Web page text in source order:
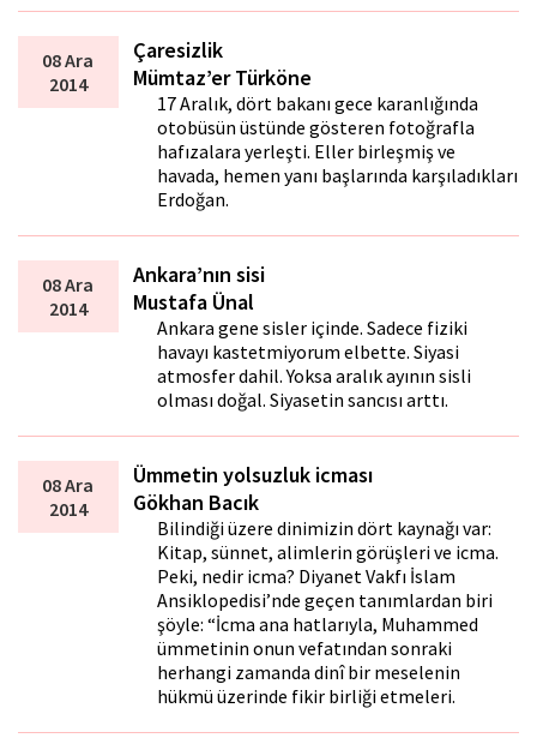
08 Ara
2014
Çaresizlik
Mümtaz’er Türköne
17 Aralık, dört bakanı gece karanlığında
otobüsün üstünde gösteren fotoğrafla
hafızalara yerleşti. Eller birleşmiş ve
havada, hemen yanı başlarında karşıladıkları
Erdoğan.
08 Ara
2014
Ankara’nın sisi
Mustafa Ünal
Ankara gene sisler içinde. Sadece fiziki
havayı kastetmiyorum elbette. Siyasi
atmosfer dahil. Yoksa aralık ayının sisli
olması doğal. Siyasetin sancısı arttı.
08 Ara
2014
Ümmetin yolsuzluk icması
Gökhan Bacık
Bilindiği üzere dinimizin dört kaynağı var:
Kitap, sünnet, alimlerin görüşleri ve icma.
Peki, nedir icma? Diyanet Vakfı İslam
Ansiklopedisi’nde geçen tanımlardan biri
şöyle: “İcma ana hatlarıyla, Muhammed
ümmetinin onun vefatından sonraki
herhangi zamanda dinî bir meselenin
hükmü üzerinde fikir birliği etmeleri.